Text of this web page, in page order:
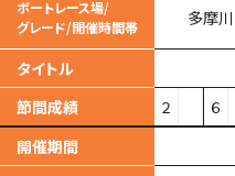
ボートレース場/
グレード/開催時間帯
多摩川
タイトル
節間成績
２ ６
開催期間